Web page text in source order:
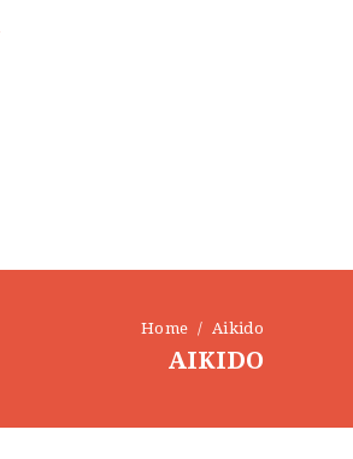
Home Aikido
AIKIDO